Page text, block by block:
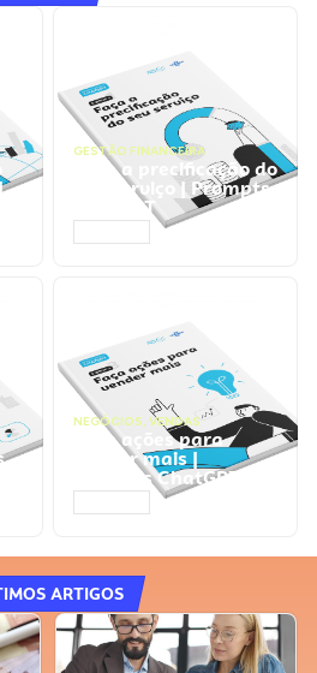
GESTÃO FINANCEIRA
Faça a precificação do
seu serviço | Prompts
ChatGPT
NEGÓCIOS, VENDAS
Faça ações para
vender mais |
Prompts ChatGPT
ARTIGOS